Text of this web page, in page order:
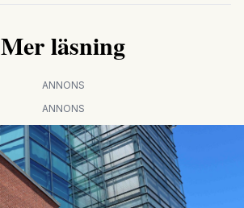
Mer läsning
ANNONS
ANNONS